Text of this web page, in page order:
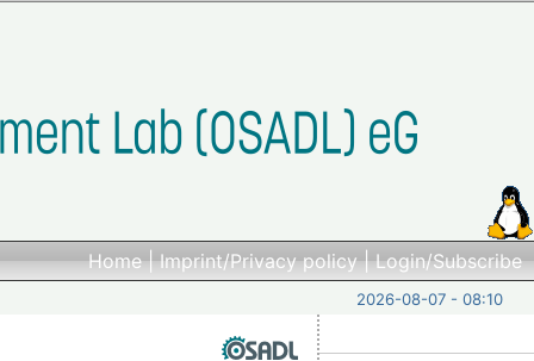
Home|Imprint/Privacy policy|Login/Subscribe
2026-08-07 - 08:10